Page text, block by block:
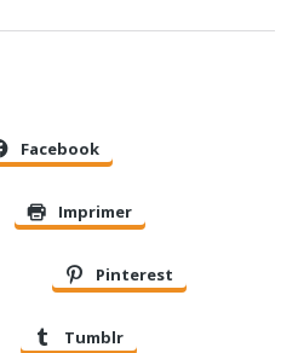
Facebook
Imprimer
Pinterest
Tumblr